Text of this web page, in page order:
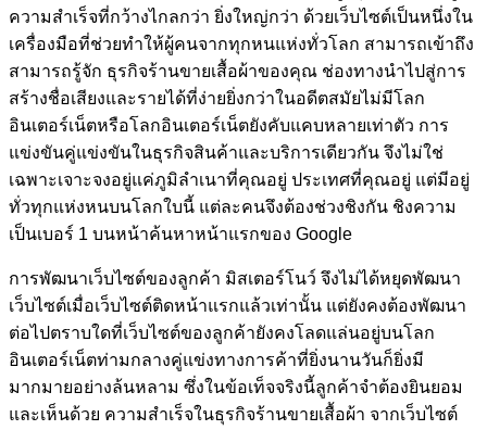
ความสำเร็จที่กว้างไกลกว่า ยิ่งใหญ่กว่า ด้วยเว็บไซต์เป็นหนึ่งใน
เครื่องมือที่ช่วยทำให้ผู้คนจากทุกหนแห่งทั่วโลก สามารถเข้าถึง
สามารถรู้จัก ธุรกิจร้านขายเสื้อผ้าของคุณ ช่องทางนำไปสู่การ
สร้างชื่อเสียงและรายได้ที่ง่ายยิ่งกว่าในอดีตสมัยไม่มีโลก
อินเตอร์เน็ตหรือโลกอินเตอร์เน็ตยังคับแคบหลายเท่าตัว การ
แข่งขันคู่แข่งขันในธุรกิจสินค้าและบริการเดียวกัน จึงไม่ใช่
เฉพาะเจาะจงอยู่แค่ภูมิลำเนาที่คุณอยู่ ประเทศที่คุณอยู่ แต่มีอยู่
ทั่วทุกแห่งหนบนโลกใบนี้ แต่ละคนจึงต้องช่วงชิงกัน ชิงความ
เป็นเบอร์ 1 บนหน้าค้นหาหน้าแรกของ Google
การพัฒนาเว็บไซต์ของลูกค้า มิสเตอร์โนว์ จึงไม่ได้หยุดพัฒนา
เว็บไซต์เมื่อเว็บไซต์ติดหน้าแรกแล้วเท่านั้น แต่ยังคงต้องพัฒนา
ต่อไปตราบใดที่เว็บไซต์ของลูกค้ายังคงโลดแล่นอยู่บนโลก
อินเตอร์เน็ตท่ามกลางคู่แข่งทางการค้าที่ยิ่งนานวันก็ยิ่งมี
มากมายอย่างล้นหลาม ซึ่งในข้อเท็จจริงนี้ลูกค้าจำต้องยินยอม
และเห็นด้วย ความสำเร็จในธุรกิจร้านขายเสื้อผ้า จากเว็บไซต์